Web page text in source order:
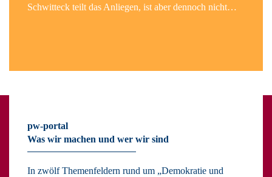
Schwitteck teilt das Anliegen, ist aber dennoch nicht…
pw-portal
Was wir machen und wer wir sind
In zwölf Themenfeldern rund um „Demokratie und